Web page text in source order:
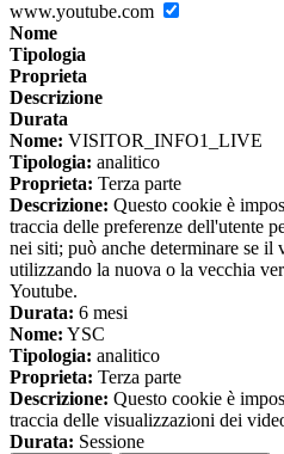
www.youtube.com
Nome
Tipologia
Proprieta
Descrizione
Durata
Nome: VISITOR_INFO1_LIVE
Tipologia: analitico
Proprieta: Terza parte
Descrizione: Questo cookie è
traccia delle preferenze dell'utente
nei siti; può anche determinare se il
utilizzando la nuova o la vecchia
Youtube.
Durata: 6 mesi
Nome: YSC
Tipologia: analitico
Proprieta: Terza parte
Descrizione: Questo cookie è
traccia delle visualizzazioni dei
Durata: Sessione